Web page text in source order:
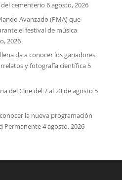
cementerio 6 agosto, 2026
Avanzado (PMA) que
el festival de música
2026
da a conocer los ganadores
y fotografía científica 5
del Cine del 7 al 23 de agosto 5
la nueva programación
Permanente4 agosto, 2026